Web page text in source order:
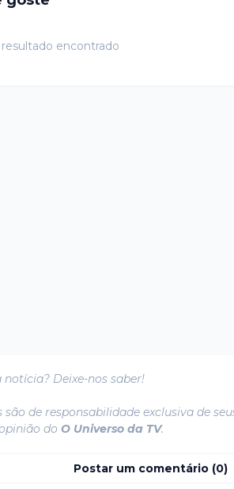
encontrado
notícia? Deixe-nos saber!
de responsabilidade exclusiva de
do O Universo da TV.
Postar um comentário (0)